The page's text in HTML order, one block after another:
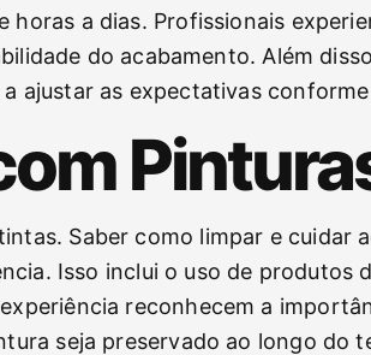
a dias. Profissionais
do acabamento. Além
ajustar as expectativas
Saber como limpar e cuidar
Isso inclui o uso de produtos
reconhecem a
seja preservado ao longo do